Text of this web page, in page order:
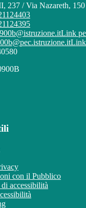
237 / Via Nazareth,
Link
Link
con il Pubblico
accessibilità